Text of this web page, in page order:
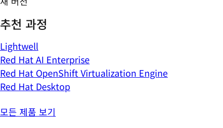
추천 과정
Lightwell
Red Hat AI Enterprise
Red Hat OpenShift Virtualization Engine
Red Hat Desktop
모든 제품 보기